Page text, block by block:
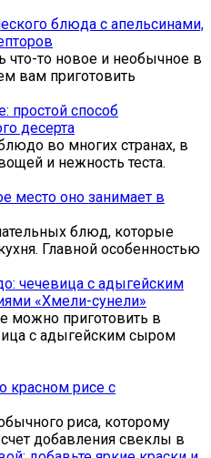
блюда с апельсинами,
что-то новое и необычное в
вам приготовить
простой способ
десерта
во многих странах, в
и нежность теста.
место оно занимает в
блюд, которые
Главной особенностью
чечевица с адыгейским
«Хмели-сунели»
можно приготовить в
с адыгейским сыром
красном рисе с
риса, которому
добавления свеклы в